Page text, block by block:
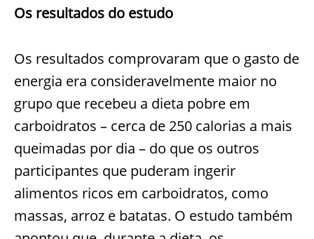
Os resultados do estudo
Os resultados comprovaram que o gasto de
energia era consideravelmente maior no
grupo que recebeu a dieta pobre em
carboidratos – cerca de 250 calorias a mais
queimadas por dia – do que os outros
participantes que puderam ingerir
alimentos ricos em carboidratos, como
massas, arroz e batatas. O estudo também